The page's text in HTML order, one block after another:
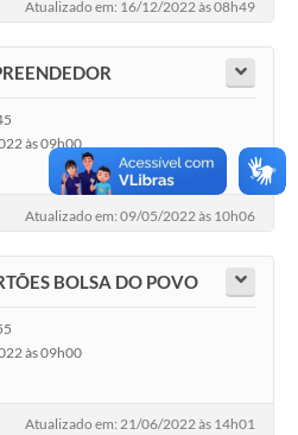
Atualizado em: 16/12/2022 às 08h49
às 09h00
Atualizado em: 09/05/2022 às 10h06
BOLSA DO POVO
às 09h00
Atualizado em: 21/06/2022 às 14h01